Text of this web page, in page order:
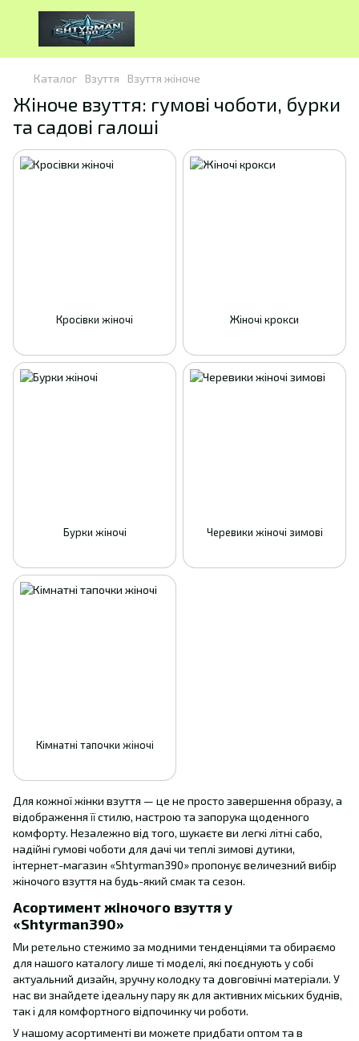
Каталог Взуття Взуття жіноче
Жіноче взуття: гумові чоботи, бурки
та садові галоші
Для кожної жінки взуття — це не просто завершення образу, а
відображення її стилю, настрою та запорука щоденного
комфорту. Незалежно від того, шукаєте ви легкі літні сабо,
надійні гумові чоботи для дачі чи теплі зимові дутики,
інтернет-магазин «Shtyrman390» пропонує величезний вибір
жіночого взуття на будь-який смак та сезон.
Асортимент жіночого взуття у
«Shtyrman390»
Ми ретельно стежимо за модними тенденціями та обираємо
для нашого каталогу лише ті моделі, які поєднують у собі
актуальний дизайн, зручну колодку та довговічні матеріали. У
нас ви знайдете ідеальну пару як для активних міських буднів,
так і для комфортного відпочинку чи роботи.
У нашому асортименті ви можете придбати оптом та в
Кросівки жіночі Жіночі крокси
Бурки жіночі Черевики жіночі зимові
Кімнатні тапочки жіночі